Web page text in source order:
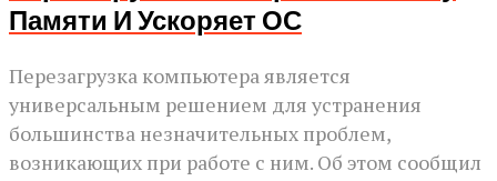
Памяти И Ускоряет ОС
Перезагрузка компьютера является
универсальным решением для устранения
большинства незначительных проблем,
возникающих при работе с ним. Об этом сообщил